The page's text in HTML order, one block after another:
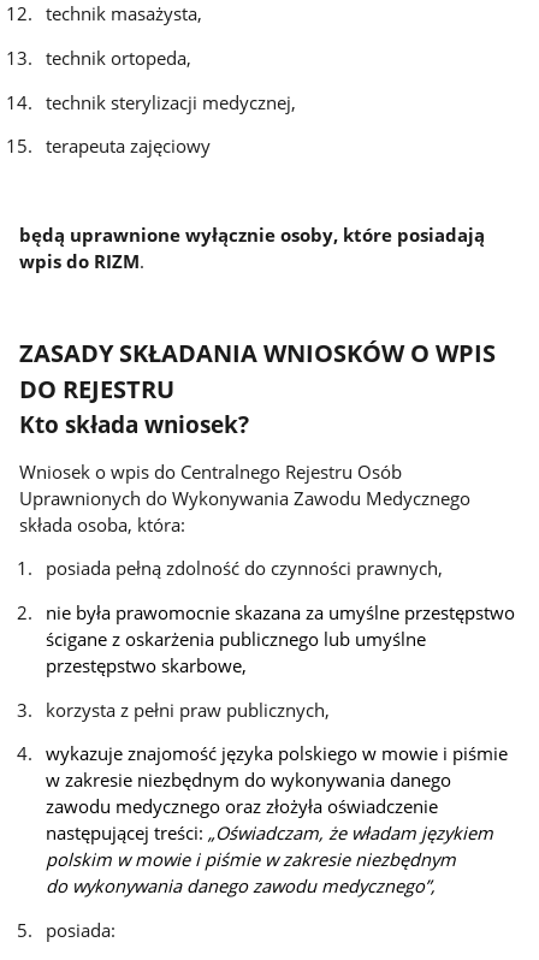
technik masażysta,
technik ortopeda,
technik sterylizacji medycznej,
terapeuta zajęciowy
będą uprawnione wyłącznie osoby, które posiadają
wpis do RIZM.
ZASADY SKŁADANIA WNIOSKÓW O WPIS
DO REJESTRU
Kto składa wniosek?
Wniosek o wpis do Centralnego Rejestru Osób
Uprawnionych do Wykonywania Zawodu Medycznego
składa osoba, która:
posiada pełną zdolność do czynności prawnych,
nie była prawomocnie skazana za umyślne przestępstwo
ścigane z oskarżenia publicznego lub umyślne
przestępstwo skarbowe,
korzysta z pełni praw publicznych,
wykazuje znajomość języka polskiego w mowie i piśmie
w zakresie niezbędnym do wykonywania danego
zawodu medycznego oraz złożyła oświadczenie
następującej treści:„Oświadczam, że władam językiem
polskim w mowie i piśmie w zakresie niezbędnym
do wykonywania danego zawodu medycznego”,
posiada: